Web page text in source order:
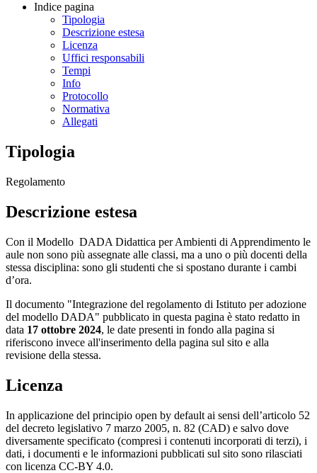
Indice pagina
Tipologia
Descrizione estesa
Licenza
Uffici responsabili
Tempi
Info
Protocollo
Normativa
Allegati
Tipologia
Regolamento
Descrizione estesa
Con il Modello DADA Didattica per Ambienti di Apprendimento le
aule non sono più assegnate alle classi, ma a uno o più docenti della
stessa disciplina: sono gli studenti che si spostano durante i cambi
d’ora.
Il documento "Integrazione del regolamento di Istituto per adozione
del modello DADA" pubblicato in questa pagina è stato redatto in
data 17 ottobre 2024, le date presenti in fondo alla pagina si
riferiscono invece all'inserimento della pagina sul sito e alla
revisione della stessa.
Licenza
In applicazione del principio open by default ai sensi dell’articolo 52
del decreto legislativo 7 marzo 2005, n. 82 (CAD) e salvo dove
diversamente specificato (compresi i contenuti incorporati di terzi), i
dati, i documenti e le informazioni pubblicati sul sito sono rilasciati
con licenza CC-BY 4.0.